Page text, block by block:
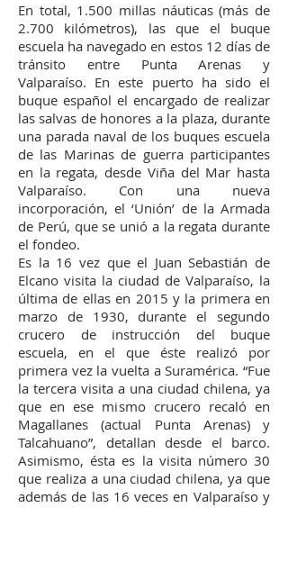
En total, 1.500 millas náuticas (más de
2.700 kilómetros), las que el buque
escuela ha navegado en estos 12 días de
tránsito entre Punta Arenas y
Valparaíso. En este puerto ha sido el
buque español el encargado de realizar
las salvas de honores a la plaza, durante
una parada naval de los buques escuela
de las Marinas de guerra participantes
en la regata, desde Viña del Mar hasta
Valparaíso. Con una nueva
incorporación, el ‘Unión’ de la Armada
de Perú, que se unió a la regata durante
el fondeo.
Es la 16 vez que el Juan Sebastián de
Elcano visita la ciudad de Valparaíso, la
última de ellas en 2015 y la primera en
marzo de 1930, durante el segundo
crucero de instrucción del buque
escuela, en el que éste realizó por
primera vez la vuelta a Suramérica. “Fue
la tercera visita a una ciudad chilena, ya
que en ese mismo crucero recaló en
Magallanes (actual Punta Arenas) y
Talcahuano”, detallan desde el barco.
Asimismo, ésta es la visita número 30
que realiza a una ciudad chilena, ya que
además de las 16 veces en Valparaíso y